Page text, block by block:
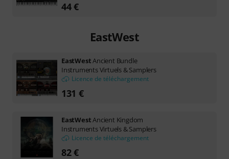
44 €
EastWest
EastWestAncient Bundle
Instruments Virtuels & Samplers
Licence de téléchargement
131 €
EastWestAncient Kingdom
Instruments Virtuels & Samplers
Licence de téléchargement
82 €